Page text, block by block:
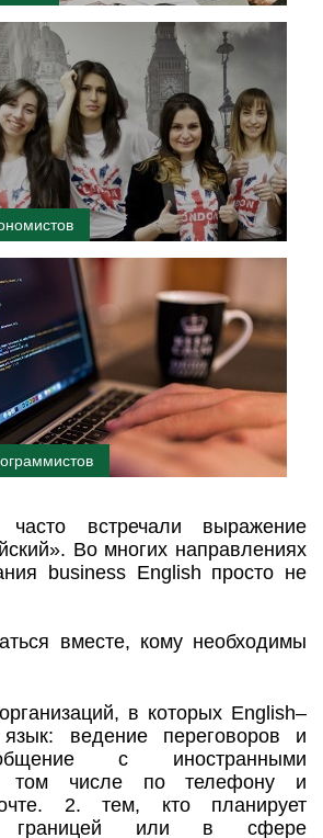
встречали выражение
Во многих направлениях
business English просто не
вместе, кому необходимы
в которых English–
язык: ведение переговоров и
с иностранными
том числе по телефону и
2. тем, кто планирует
границей или в сфере